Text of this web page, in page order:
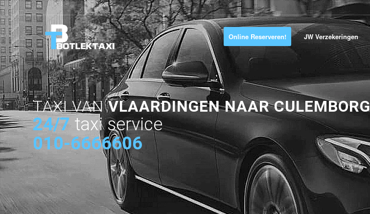
Online Reserveren! JW Verzekeringen
TAXI VANVLAARDINGEN NAAR CULEMBORG
24/7 taxi service
010-6666606